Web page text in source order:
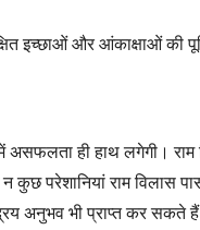
इच्छाओं और आंकाक्षाओं की
ही हाथ लगेगी।
परेशानियां राम विलास
अनुभव भी प्राप्त कर सकते